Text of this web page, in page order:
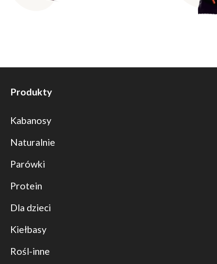
Produkty
Kabanosy
Naturalnie
Parówki
Protein
Dla dzieci
Kiełbasy
Rośl-inne